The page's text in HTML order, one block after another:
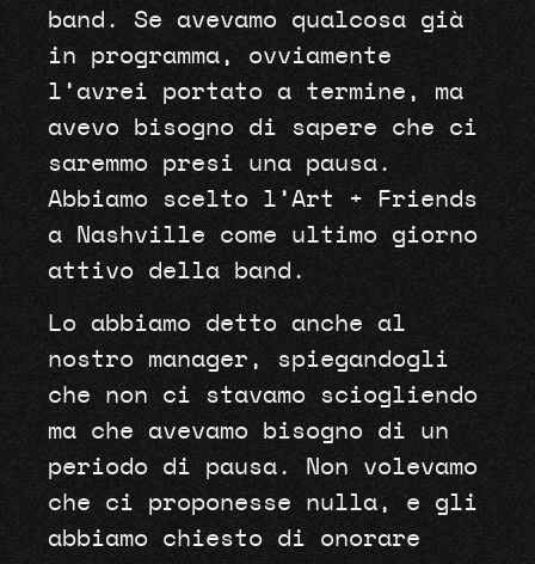
band. Se avevamo qualcosa già
in programma, ovviamente
l’avrei portato a termine, ma
avevo bisogno di sapere che ci
saremmo presi una pausa.
Abbiamo scelto l’Art + Friends
a Nashville come ultimo giorno
attivo della band.
Lo abbiamo detto anche al
nostro manager, spiegandogli
che non ci stavamo sciogliendo
ma che avevamo bisogno di un
periodo di pausa. Non volevamo
che ci proponesse nulla, e gli
abbiamo chiesto di onorare